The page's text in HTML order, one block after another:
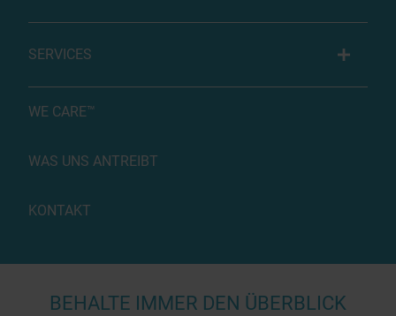
SERVICES
WE CARE™
WAS UNS ANTREIBT
KONTAKT
BEHALTE IMMER DEN ÜBERBLICK